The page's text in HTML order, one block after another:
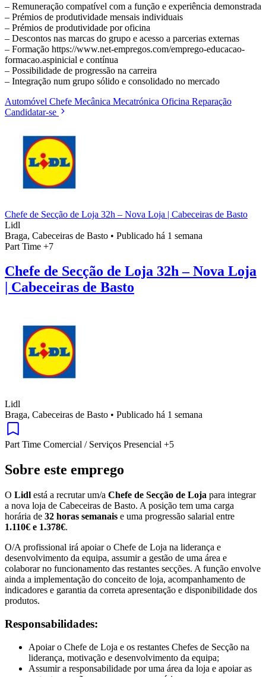
– Remuneração compatível com a função e experiência demonstrada
– Prémios de produtividade mensais individuais
– Prémios de produtividade por oficina
– Descontos nas marcas do grupo e acesso a parcerias externas
– Formação https://www.net-empregos.com/emprego-educacao-
formacao.aspinicial e contínua
– Possibilidade de progressão na carreira
– Integração num grupo sólido e consolidado no mercado
Automóvel Chefe Mecânica Mecatrónica Oficina Reparação
Candidatar-se
Chefe de Secção de Loja 32h – Nova Loja | Cabeceiras de Basto
Lidl
Braga, Cabeceiras de Basto • Publicado há 1 semana
Part Time +7
Chefe de Secção de Loja 32h – Nova Loja
| Cabeceiras de Basto
Lidl
Braga, Cabeceiras de Basto • Publicado há 1 semana
Part Time Comercial / Serviços Presencial +5
Sobre este emprego
O Lidl está a recrutar um/a Chefe de Secção de Loja para integrar
a nova loja de Cabeceiras de Basto. A posição tem uma carga
horária de 32 horas semanais e uma progressão salarial entre
1.110€ e 1.378€.
O/A profissional irá apoiar o Chefe de Loja na liderança e
desenvolvimento da equipa, assumir a gestão de uma área e
colaborar no funcionamento das restantes secções. A função envolve
ainda a implementação do conceito de loja, acompanhamento de
indicadores e garantia da correta apresentação e disponibilidade dos
produtos.
Responsabilidades:
Apoiar o Chefe de Loja e os restantes Chefes de Secção na
liderança, motivação e desenvolvimento da equipa;
Assumir a responsabilidade por uma área da loja e apoiar as